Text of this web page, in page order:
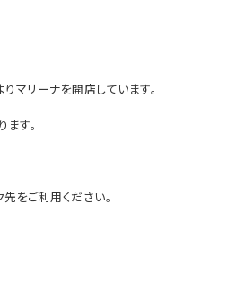
マリーナを開店しています。
す。
をご利用ください。